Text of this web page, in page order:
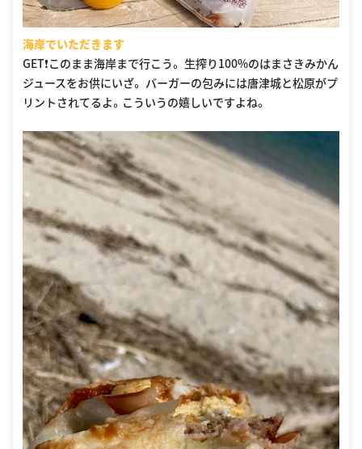
海岸でいただきます
GET❗️このまま海岸まで行こう。 生搾り100%のはまさきみかん
ジュースをお供にいざ。 バーガーの包みには唐津城と松原がプ
リントされてるよ。こういうの嬉しいですよね。